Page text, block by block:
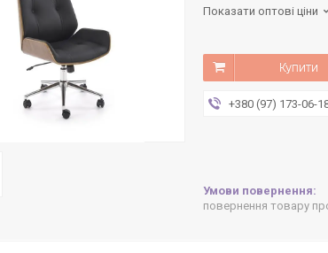
Показати оптові ціни
Купити
+380 (97) 173-06-
повернення товару